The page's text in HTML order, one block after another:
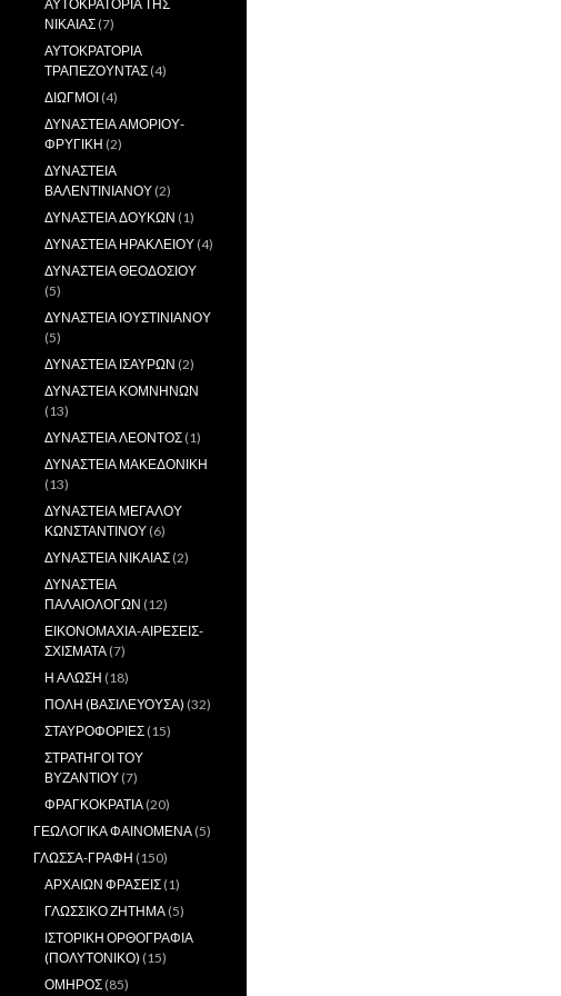
ΑΥΤΟΚΡΑΤΟΡΙΑ ΤΗΣ
ΝΙΚΑΙΑΣ (7)
ΑΥΤΟΚΡΑΤΟΡΙΑ
ΤΡΑΠΕΖΟΥΝΤΑΣ (4)
ΔΙΩΓΜΟΙ (4)
ΔΥΝΑΣΤΕΙΑ ΑΜΟΡΙΟΥ-
ΦΡΥΓΙΚΗ (2)
ΔΥΝΑΣΤΕΙΑ
ΒΑΛΕΝΤΙΝΙΑΝΟΥ (2)
ΔΥΝΑΣΤΕΙΑ ΔΟΥΚΩΝ (1)
ΔΥΝΑΣΤΕΙΑ ΗΡΑΚΛΕΙΟΥ (4)
ΔΥΝΑΣΤΕΙΑ ΘΕΟΔΟΣΙΟΥ
(5)
ΔΥΝΑΣΤΕΙΑ ΙΟΥΣΤΙΝΙΑΝΟΥ
(5)
ΔΥΝΑΣΤΕΙΑ ΙΣΑΥΡΩΝ (2)
ΔΥΝΑΣΤΕΙΑ ΚΟΜΝΗΝΩΝ
(13)
ΔΥΝΑΣΤΕΙΑ ΛΕΟΝΤΟΣ (1)
ΔΥΝΑΣΤΕΙΑ ΜΑΚΕΔΟΝΙΚΗ
(13)
ΔΥΝΑΣΤΕΙΑ ΜΕΓΑΛΟΥ
ΚΩΝΣΤΑΝΤΙΝΟΥ (6)
ΔΥΝΑΣΤΕΙΑ ΝΙΚΑΙΑΣ (2)
ΔΥΝΑΣΤΕΙΑ
ΠΑΛΑΙΟΛΟΓΩΝ (12)
ΕΙΚΟΝΟΜΑΧΙΑ-ΑΙΡΕΣΕΙΣ-
ΣΧΙΣΜΑΤΑ (7)
Η ΑΛΩΣΗ (18)
ΠΟΛΗ (ΒΑΣΙΛΕΥΟΥΣΑ) (32)
ΣΤΑΥΡΟΦΟΡΙΕΣ (15)
ΣΤΡΑΤΗΓΟΙ ΤΟΥ
ΒΥΖΑΝΤΙΟΥ (7)
ΦΡΑΓΚΟΚΡΑΤΙΑ (20)
ΓΕΩΛΟΓΙΚΑ ΦΑΙΝΟΜΕΝΑ (5)
ΓΛΩΣΣΑ-ΓΡΑΦΗ (150)
ΑΡΧΑΙΩΝ ΦΡΑΣΕΙΣ (1)
ΓΛΩΣΣΙΚΟ ΖΗΤΗΜΑ (5)
ΙΣΤΟΡΙΚΗ ΟΡΘΟΓΡΑΦΙΑ
(ΠΟΛΥΤΟΝΙΚΟ) (15)
ΟΜΗΡΟΣ (85)